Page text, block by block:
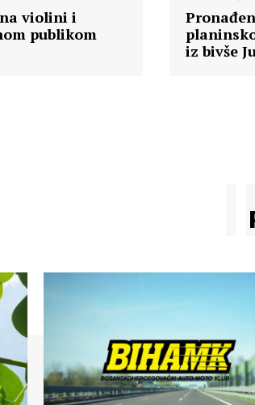
violini i
publikom
iz bivše